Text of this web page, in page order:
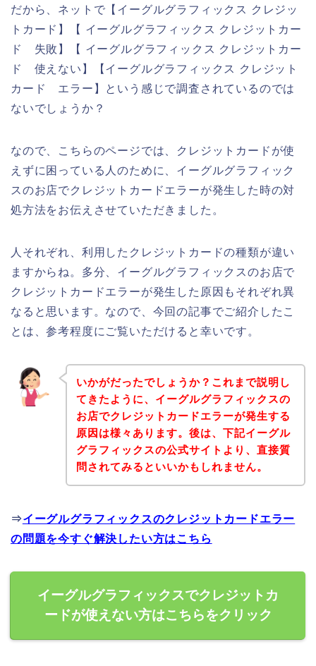
だから、ネットで【イーグルグラフィックス クレジッ
トカード】【 イーグルグラフィックス クレジットカー
ド 失敗】【 イーグルグラフィックス クレジットカー
ド 使えない】【イーグルグラフィックス クレジット
カード エラー】という感じで調査されているのでは
ないでしょうか？
なので、こちらのページでは、クレジットカードが使
えずに困っている人のために、イーグルグラフィック
スのお店でクレジットカードエラーが発生した時の対
処方法をお伝えさせていただきました。
人それぞれ、利用したクレジットカードの種類が違い
ますからね。多分、イーグルグラフィックスのお店で
クレジットカードエラーが発生した原因もそれぞれ異
なると思います。なので、今回の記事でご紹介したこ
とは、参考程度にご覧いただけると幸いです。
いかがだったでしょうか？これまで説明し
てきたように、イーグルグラフィックスの
お店でクレジットカードエラーが発生する
原因は様々あります。後は、下記イーグル
グラフィックスの公式サイトより、直接質
問されてみるといいかもしれません。
⇒イーグルグラフィックスのクレジットカードエラー
の問題を今すぐ解決したい方はこちら
イーグルグラフィックスでクレジットカ
ードが使えない方はこちらをクリック